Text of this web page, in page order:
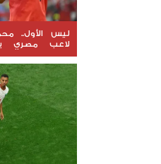
ليس الأول..
لاعب مصري
طرابزون